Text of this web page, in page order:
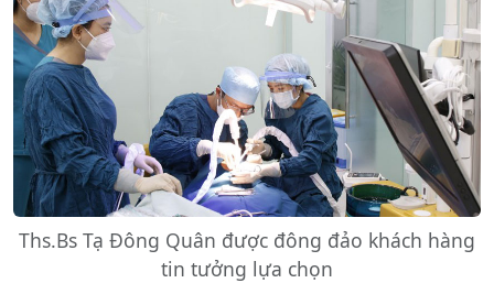
Ths.Bs Tạ Đông Quân được đông đảo khách hàng
tin tưởng lựa chọn